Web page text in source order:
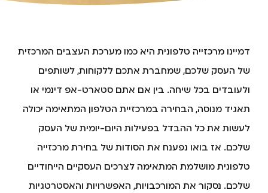
דמיינו מרכזייה טלפונית היא כמו מערכת העצבים המרכזית
של העסק שלכם, שמחברת אתכם ללקוחות, לשותפים
ולעובדים בכל שיחה. בין אם אתם סטארט-אפ דינמי או
תאגיד מנוסה, הבחירה במרכזיית הטלפון המתאימה יכולה
לעשות את כל ההבדל בפעילות היום-יומית של העסק
שלכם. אז בואו נפענח את הסודות של בחירת מרכזייה
טלפונית מושלמת המתאימה לצרכים העסקיים הייחודיים
שלכם. נסקור את המורכבויות, האפשרויות והאסטרטגיות